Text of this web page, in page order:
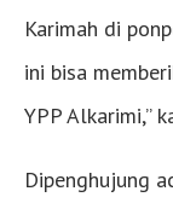
Karimah di
ini bisa
YPP Alkarimi,”
Dipenghujung